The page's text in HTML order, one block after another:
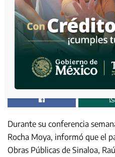
Durante su conferencia
Rocha Moya, informó que el
Obras Públicas de Sinaloa,